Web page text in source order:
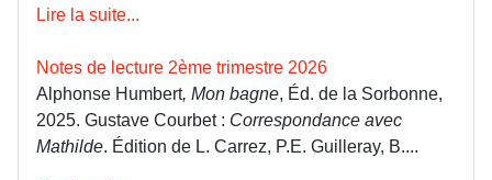
Lire la suite...
Notes de lecture 2ème trimestre 2026
Alphonse Humbert, Mon bagne, Éd. de la Sorbonne,
2025. Gustave Courbet : Correspondance avec
Mathilde. Édition de L. Carrez, P.E. Guilleray, B....